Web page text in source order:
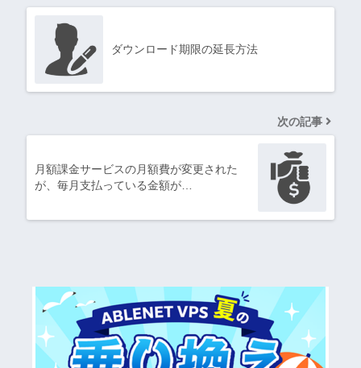
ダウンロード期限の延長方法
次の記事
月額課金サービスの月額費が変更された
が、毎月支払っている金額が…